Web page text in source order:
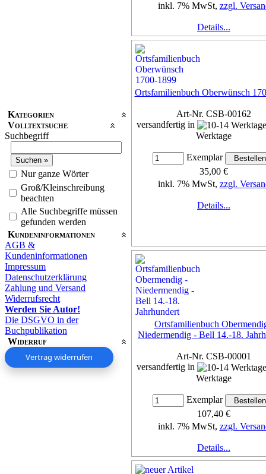
Kategorien
Volltextsuche
Suchbegriff
Nur ganze Wörter
Groß/Kleinschreibung
beachten
Alle Suchbegriffe müssen
gefunden werden
Kundeninformationen
AGB &
Kundeninformationen
Impressum
Datenschutzerklärung
Zahlung und Versand
Widerrufsrecht
Werden Sie Autor!
Die DSGVO in der
Buchpublikation
Widerruf
Vertrag widerrufen
inkl. 7% MwSt, zzgl.
Details...
Ortsfamilienbuch Oberwünsch
Art-Nr. CSB-00162
versandfertig in
Werktage
Exemplar
35,00 €
inkl. 7% MwSt, zzgl.
Details...
Ortsfamilienbuch
Niedermendig - Bell 14.-18.
Art-Nr. CSB-00001
versandfertig in
Werktage
Exemplar
107,40 €
inkl. 7% MwSt, zzgl.
Details...